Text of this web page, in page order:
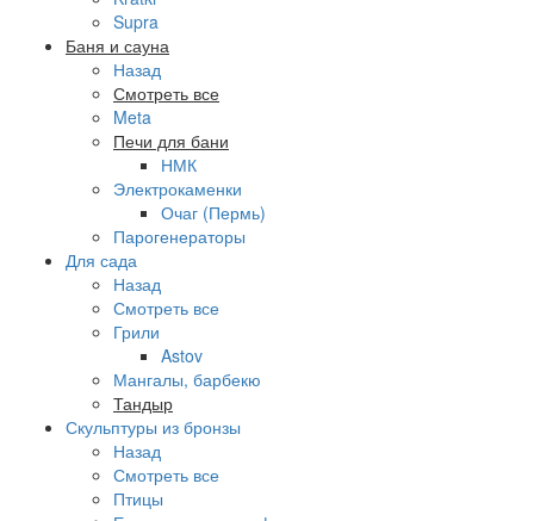
Supra
Баня и сауна
Назад
Смотреть все
Meta
Печи для бани
НМК
Электрокаменки
Очаг (Пермь)
Парогенераторы
Для сада
Назад
Смотреть все
Грили
Astov
Мангалы, барбекю
Тандыр
Скульптуры из бронзы
Назад
Смотреть все
Птицы